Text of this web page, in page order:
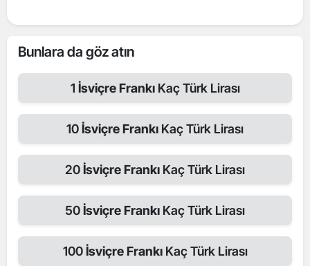
Bunlara da göz atın
1 İsviçre FrankıKaç Türk Lirası
10İsviçre Frankı Kaç Türk Lirası
20İsviçre Frankı Kaç Türk Lirası
50İsviçre Frankı Kaç Türk Lirası
100İsviçre FrankıKaç Türk Lirası